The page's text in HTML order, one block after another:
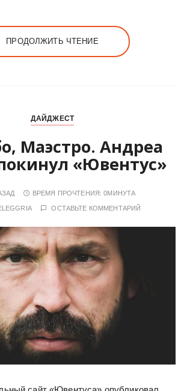
ПРОДОЛЖИТЬ ЧТЕНИЕ
ДАЙДЖЕСТ
Маэстро. Андреа
«Ювентус»
ВРЕМЯ ПРОЧТЕНИЯ:0МИНУТА
ОСТАВЬТЕ КОММЕНТАРИЙ